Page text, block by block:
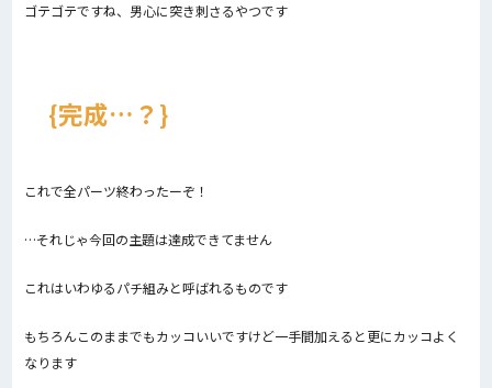
ゴテゴテですね、男心に突き刺さるやつです
完成…？
これで全パーツ終わったーぞ！
…それじゃ今回の主題は達成できてません
これはいわゆるパチ組みと呼ばれるものです
もちろんこのままでもカッコいいですけど一手間加えると更にカッコよく
なります